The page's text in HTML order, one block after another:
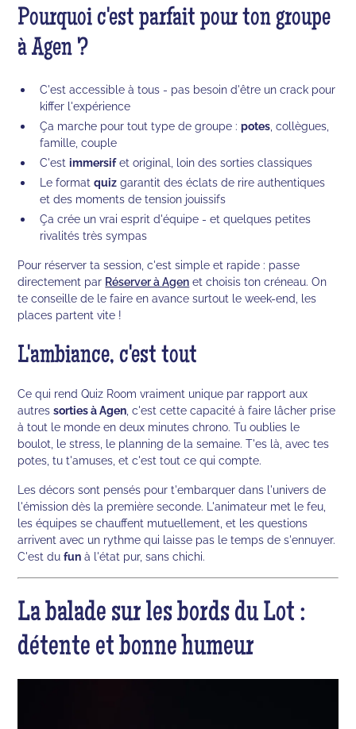
Pourquoi c'est parfait pour ton groupe
à Agen ?
C'est accessible à tous - pas besoin d'être un crack pour
kiffer l'expérience
Ça marche pour tout type de groupe :potes , collègues,
famille, couple
C'estimmersifet original, loin des sorties classiques
Le formatquiz garantit des éclats de rire authentiques
et des moments de tension jouissifs
Ça crée un vrai esprit d'équipe - et quelques petites
rivalités très sympas
Pour réserver ta session, c'est simple et rapide : passe
directement par Réserver à Agen et choisis ton créneau. On
te conseille de le faire en avance surtout le week-end, les
places partent vite !
L'ambiance, c'est tout
Ce qui rend Quiz Room vraiment unique par rapport aux
autressorties à Agen , c'est cette capacité à faire lâcher prise
à tout le monde en deux minutes chrono. Tu oublies le
boulot, le stress, le planning de la semaine. T'es là, avec tes
potes, tu t'amuses, et c'est tout ce qui compte.
Les décors sont pensés pour t'embarquer dans l'univers de
l'émission dès la première seconde. L'animateur met le feu,
les équipes se chauffent mutuellement, et les questions
arrivent avec un rythme qui laisse pas le temps de s'ennuyer.
C'est dufun à l'état pur, sans chichi.
La balade sur les bords du Lot :
détente et bonne humeur